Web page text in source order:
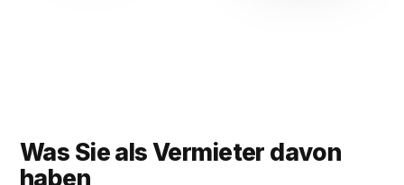
Was Sie als Vermieter davon
haben